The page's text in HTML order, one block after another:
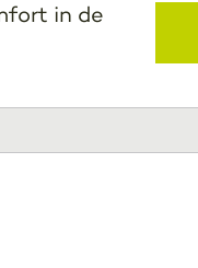
in de